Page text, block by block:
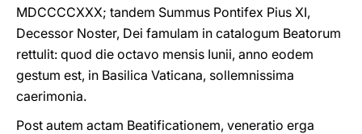
MDCCCCXXX; tandem Summus Pontifex Pius XI,
Decessor Noster, Dei famulam in catalogum Beatorum
rettulit: quod die octavo mensis Iunii, anno eodem
gestum est, in Basilica Vaticana, sollemnissima
caerimonia.
Post autem actam Beatificationem, veneratio erga